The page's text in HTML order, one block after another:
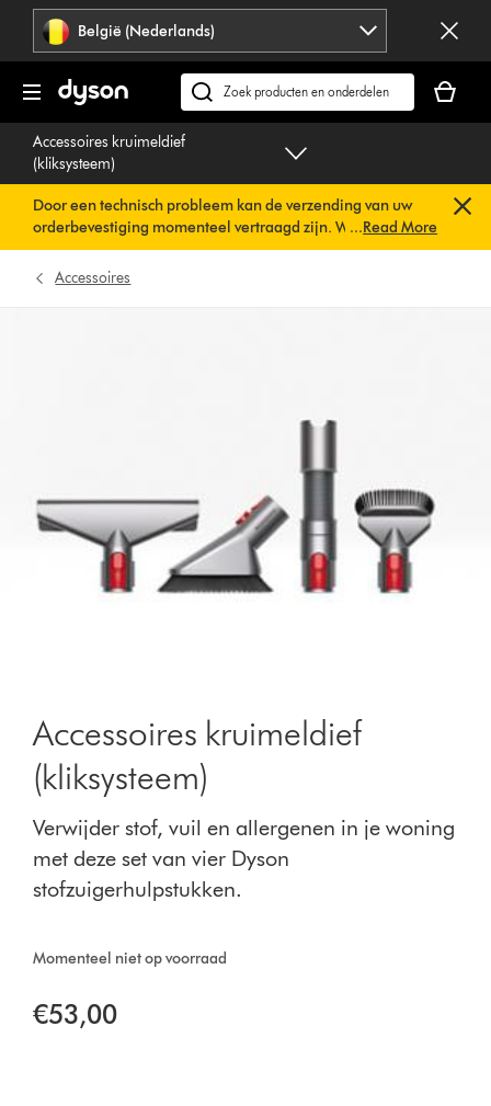
Navigatie
overslaan
België (Nederlands)
Zoek
op
is
Accessoires kruimeldief
(kliksysteem)
Door een technisch probleem kan de verzending van uw
orderbevestiging momenteel vertraagd zijn. We werken al
aan een snelle oplossing.U hoeft verder niets te doen. Uw
orderbevestiging wordt binnenkort automatisch naar u
...Read More
Accessoires
Accessoires kruimeldief
(kliksysteem)
Verwijder stof, vuil en allergenen in je woning
met deze set van vier Dyson
stofzuigerhulpstukken.
Momenteel niet op voorraad
€53,00